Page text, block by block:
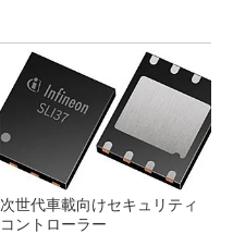
次世代車載向けセキュリティ
コントローラー